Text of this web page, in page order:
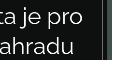
je pro